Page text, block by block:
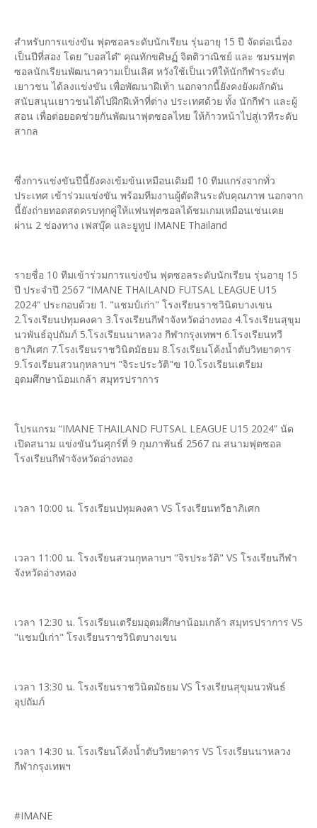
สำหรับการแข่งขัน ฟุตซอลระดับนักเรียน รุ่นอายุ 15 ปี จัดต่อเนื่อง
เป็นปีที่สอง โดย ”บอสไต๋“ คุณทักขศิษฏ์ จิตติวาณิชย์ และ ชมรมฟุต
ซอลนักเรียนพัฒนาความเป็นเลิศ หวังใช้เป็นเวทีให้นักกีฬาระดับ
เยาวชน ได้ลงแข่งขัน เพื่อพัฒนาฝีเท้า นอกจากนี้ยังคงยังผลักดัน
สนับสนุนเยาวชนได้ไปฝึกฝีเท้าที่ต่าง ประเทศด้วย ทั้ง นักกีฬา และผู้
สอน เพื่อต่อยอดช่วยกันพัฒนาฟุตซอลไทย ให้ก้าวหน้าไปสู่เวทีระดับ
สากล
ซึ่งการแข่งขันปีนี้ยังคงเข้มข้นเหมือนเดิมมี 10 ทีมแกร่งจากทั่ว
ประเทศ เข้าร่วมแข่งขัน พร้อมทีมงานผู้ตัดสินระดับคุณภาพ นอกจาก
นี้ยังถ่ายทอดสดครบทุกคู่ให้แฟนฟุตซอลได้ชมเกมเหมือนเช่นเคย
ผ่าน 2 ช่องทาง เฟสบุ๊ค และยูทูป IMANE Thailand
รายชื่อ 10 ทีมเข้าร่วมการแข่งขัน ฟุตซอลระดับนักเรียน รุ่นอายุ 15
ปี ประจำปี 2567 “IMANE THAILAND FUTSAL LEAGUE U15
2024“ ประกอบด้วย 1. "แชมป์เก่า" โรงเรียนราชวินิตบางเขน
2.โรงเรียนปทุมคงคา 3.โรงเรียนกีฬาจังหวัดอ่างทอง 4.โรงเรียนสุขุม
นวพันธ์อุปถัมภ์ 5.โรงเรียนนาหลวง กีฬากรุงเทพฯ 6.โรงเรียนทวี
ธาภิเศก 7.โรงเรียนราชวินิตมัธยม 8.โรงเรียนโค้งน้ำตับวิทยาคาร
9.โรงเรียนสวนกุหลาบฯ "จิระประวัติ"ฃ 10.โรงเรียนเตรียม
อุดมศึกษาน้อมเกล้า สมุทรปราการ
โปรแกรม “IMANE THAILAND FUTSAL LEAGUE U15 2024” นัด
เปิดสนาม แข่งขันวันศุกร์ที่ 9 กุมภาพันธ์ 2567 ณ สนามฟุตซอล
โรงเรียนกีฬาจังหวัดอ่างทอง
เวลา 10:00 น. โรงเรียนปทุมคงคา VS โรงเรียนทวีธาภิเศก
เวลา 11:00 น. โรงเรียนสวนกุหลาบฯ "จิรประวัติ" VS โรงเรียนกีฬา
จังหวัดอ่างทอง
เวลา 12:30 น. โรงเรียนเตรียมอุดมศึกษาน้อมเกล้า สมุทรปราการ VS
"แชมป์เก่า" โรงเรียนราชวินิตบางเขน
เวลา 13:30 น. โรงเรียนราชวินิตมัธยม VS โรงเรียนสุขุมนวพันธ์
อุปถัมภ์
เวลา 14:30 น. โรงเรียนโค้งน้ำตับวิทยาคาร VS โรงเรียนนาหลวง
กีฬากรุงเทพฯ
#IMANE